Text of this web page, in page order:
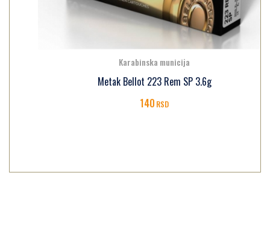
Karabinska municija
Metak Bellot 223 Rem SP 3.6g
RSD